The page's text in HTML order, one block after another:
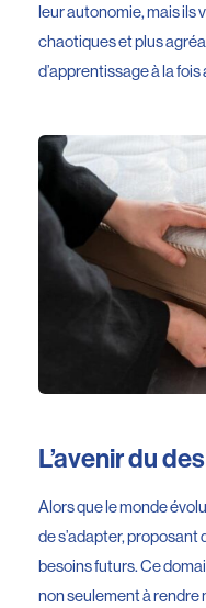
leur autonomie, mais ils
chaotiques et plus
d’apprentissage à la
L’avenir du
Alors que le monde
de s’adapter,
besoins futurs. Ce
non seulement à rendre